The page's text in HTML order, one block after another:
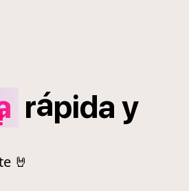
rápida y
🤘